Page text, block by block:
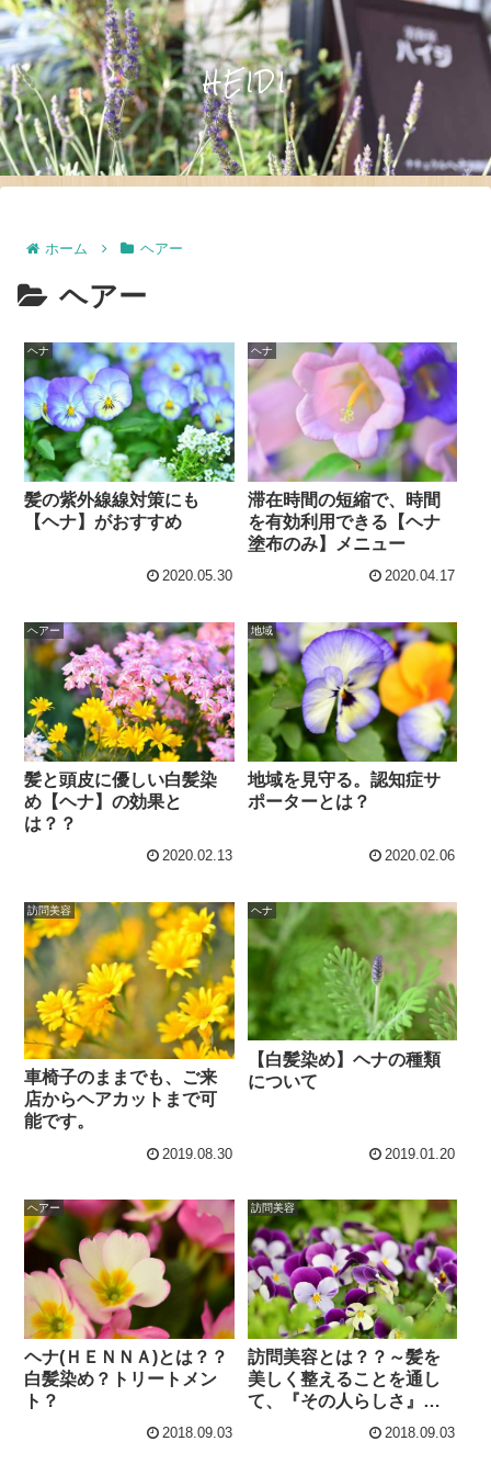
HEIDI
ホーム ヘアー
ヘアー
ヘナ
髪の紫外線線対策にも
【ヘナ】がおすすめ
2020.05.30
ヘナ
滞在時間の短縮で、時間
を有効利用できる【ヘナ
塗布のみ】メニュー
2020.04.17
ヘアー
髪と頭皮に優しい白髪染
め【ヘナ】の効果と
は？？
2020.02.13
地域
地域を見守る。認知症サ
ポーターとは？
2020.02.06
訪問美容
車椅子のままでも、ご来
店からヘアカットまで可
能です。
2019.08.30
ヘナ
【白髪染め】ヘナの種類
について
2019.01.20
ヘアー
ヘナ(ＨＥＮＮＡ)とは？？
白髪染め？トリートメン
ト？
2018.09.03
訪問美容
訪問美容とは？？～髪を
美しく整えることを通し
て、『その人らしさ』を
保ち、寄り添うこと～
2018.09.03